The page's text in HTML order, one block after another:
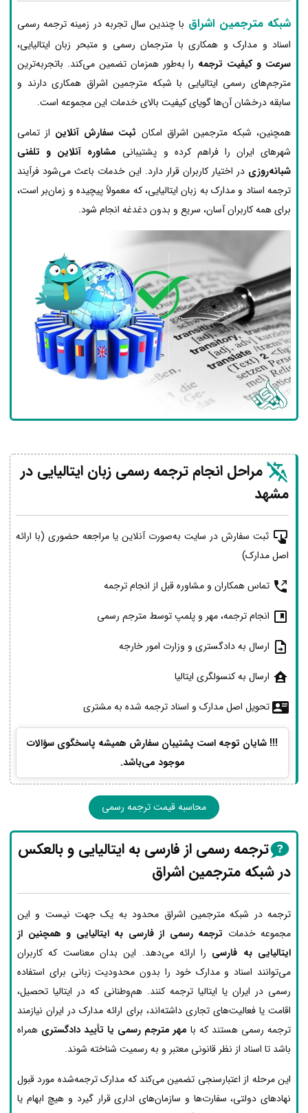
شبکه مترجمین اشراق با چندین سال تجربه در زمینه ترجمه رسمی
اسناد و مدارک و همکاری با مترجمان رسمی و متبحر زبان ایتالیایی،
سرعت و کیفیت ترجمه را به‌طور همزمان تضمین می‌کند. باتجربه‌ترین
مترجم‌های رسمی ایتالیایی با شبکه مترجمین اشراق همکاری دارند و
سابقه درخشان آن‌ها گویای کیفیت بالای خدمات این مجموعه است.
همچنین، شبکه مترجمین اشراق امکان ثبت سفارش آنلاین از تمامی
شهرهای ایران را فراهم کرده و پشتیبانی مشاوره آنلاین و تلفنی
شبانه‌روزی در اختیار کاربران قرار دارد. این خدمات باعث می‌شود فرآیند
ترجمه اسناد و مدارک به زبان ایتالیایی، که معمولاً پیچیده و زمان‌بر است،
برای همه کاربران آسان، سریع و بدون دغدغه انجام شود.
مراحل انجام ترجمه رسمی زبان ایتالیایی در
مشهد
ثبت سفارش در سایت به‌صورت آنلاین یا مراجعه حضوری (با ارائه
اصل مدارک)
تماس همکاران و مشاوره قبل از انجام ترجمه
انجام ترجمه، مهر و پلمپ توسط مترجم رسمی
ارسال به دادگستری و وزارت امور خارجه
ارسال به کنسولگری ایتالیا
تحویل اصل مدارک و اسناد ترجمه شده به مشتری
!!! شایان توجه است پشتیبان سفارش همیشه پاسخگوی سؤالات
موجود می‌باشد.
محاسبه قیمت ترجمه رسمی
ترجمه رسمی از فارسی به ایتالیایی و بالعکس
در شبکه مترجمین اشراق
ترجمه در شبکه مترجمین اشراق محدود به یک جهت نیست و این
مجموعه خدمات ترجمه رسمی از فارسی به ایتالیایی و همچنین از
ایتالیایی به فارسی را ارائه می‌دهد. این بدان معناست که کاربران
می‌توانند اسناد و مدارک خود را بدون محدودیت زبانی برای استفاده
رسمی در ایران یا ایتالیا ترجمه کنند. هم‌وطنانی که در ایتالیا تحصیل،
اقامت یا فعالیت‌های تجاری داشته‌اند، برای ارائه مدارک در ایران نیازمند
ترجمه رسمی هستند که با مهر مترجم رسمی یا تأیید دادگستری همراه
باشد تا اسناد از نظر قانونی معتبر و به رسمیت شناخته شوند.
این مرحله از اعتبارسنجی تضمین می‌کند که مدارک ترجمه‌شده مورد قبول
نهادهای دولتی، سفارت‌ها و سازمان‌های اداری قرار گیرد و هیچ ابهام یا